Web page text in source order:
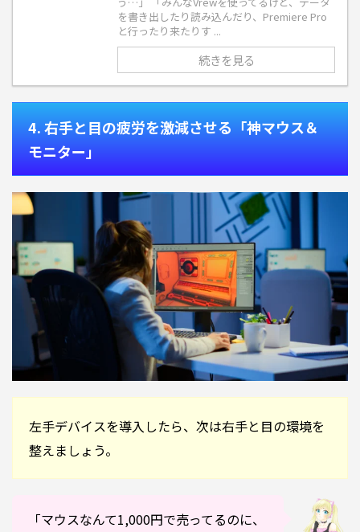
を書き出したり読み込んだり、Premiere Pro
と行ったり来たりす ...
続きを見る
4. 右手と目の疲労を激減させる「神マウス＆
モニター」
左手デバイスを導入したら、次は右手と目の環境を
整えましょう。
「マウスなんて1,000円で売ってるのに、